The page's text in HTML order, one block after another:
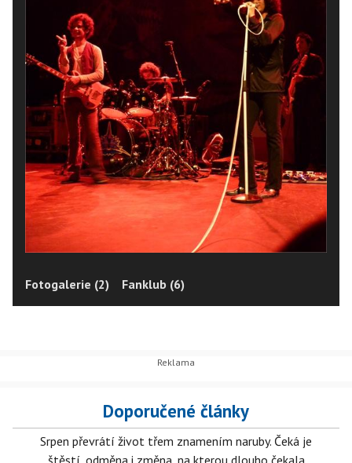
Fotogalerie (2) Fanklub (6)
Doporučené články
Srpen převrátí život třem znamením naruby. Čeká je
štěstí, odměna i změna, na kterou dlouho čekala